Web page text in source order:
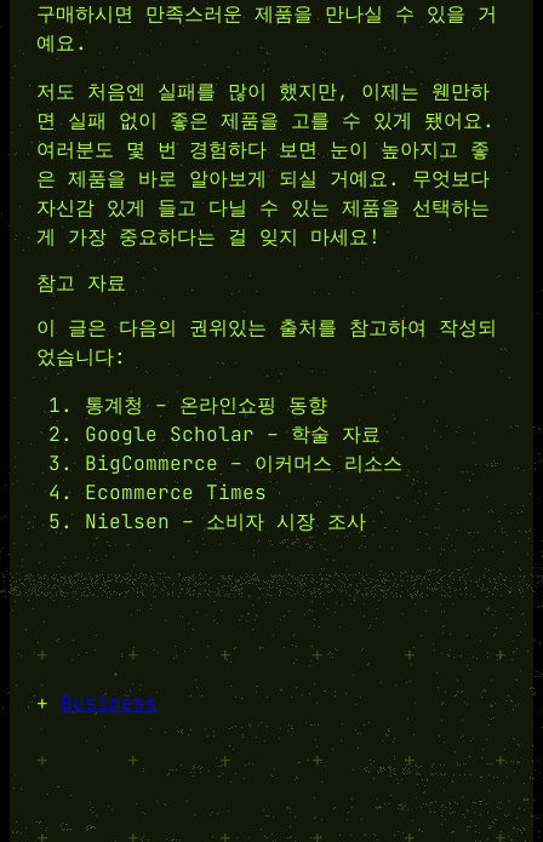
구매하시면 만족스러운 제품을 만나실 수 있을 거
예요.
저도 처음엔 실패를 많이 했지만, 이제는 웬만하
면 실패 없이 좋은 제품을 고를 수 있게 됐어요.
여러분도 몇 번 경험하다 보면 눈이 높아지고 좋
은 제품을 바로 알아보게 되실 거예요. 무엇보다
자신감 있게 들고 다닐 수 있는 제품을 선택하는
게 가장 중요하다는 걸 잊지 마세요!
참고 자료
이 글은 다음의 권위있는 출처를 참고하여 작성되
었습니다:
통계청 – 온라인쇼핑 동향
Google Scholar – 학술 자료
BigCommerce – 이커머스 리소스
Ecommerce Times
Nielsen – 소비자 시장 조사
+ + + + +
+
+ Business
+ + + + + +